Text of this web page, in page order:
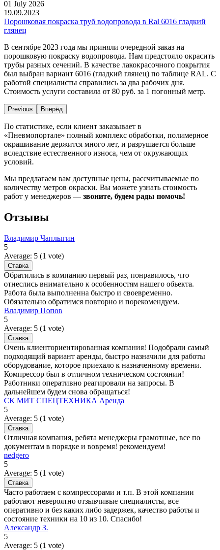
01 July 2026
19.09.2023
Порошковая покраска труб водопровода в Ral 6016 гладкий
глянец
В сентябре 2023 года мы приняли очередной заказ на
порошковую покраску водопровода. Нам предстояло окрасить
трубы разных сечений. В качестве лакокрасочного покрытия
был выбран вариант 6016 (гладкий глянец) по таблице RAL. С
работой специалисты справились за два рабочих дня.
Стоимость услуги составила от 80 руб. за 1 погонный метр.
Previous Вперёд
По статистике, если клиент заказывает в
«Пневмопортале» полный комплекс обработки, полимерное
окрашивание держится много лет, и разрушается больше
вследствие естественного износа, чем от окружающих
условий.
Мы предлагаем вам доступные цены, рассчитываемые по
количеству метров окраски. Вы можете узнать стоимость
работ у менеджеров — звоните, будем рады помочь!
Отзывы
Владимир Чаплыгин
5
Average: 5 (1 vote)
Обратились в компанию первый раз, понравилось, что
отнеслись внимательно к особенностям нашего обьекта.
Работа была выполненна быстро и своевременно.
Обязательно обратимся повторно и порекомендуем.
Владимир Попов
5
Average: 5 (1 vote)
Очень клиенториентированная компания! Подобрали самый
подходящий вариант аренды, быстро назначили для работы
оборудование, которое приехало к назначенному времени.
Компрессор был в отличном техническом состоянии!
Работники оперативно реагировали на запросы. В
дальнейшем будем снова обращаться!
СК МИТ СПЕЦТЕХНИКА Аренда
5
Average: 5 (1 vote)
Отличная компания, ребята менеджеры грамотные, все по
документам в порядке и вовремя! рекомендуем!
nedgero
5
Average: 5 (1 vote)
Часто работаем с компрессорами и т.п. В этой компании
работают невероятно отзывчивые специалисты, все
оперативно и без каких либо задержек, качество работы и
состояние техники на 10 из 10. Спасибо!
Александр З.
5
Average: 5 (1 vote)